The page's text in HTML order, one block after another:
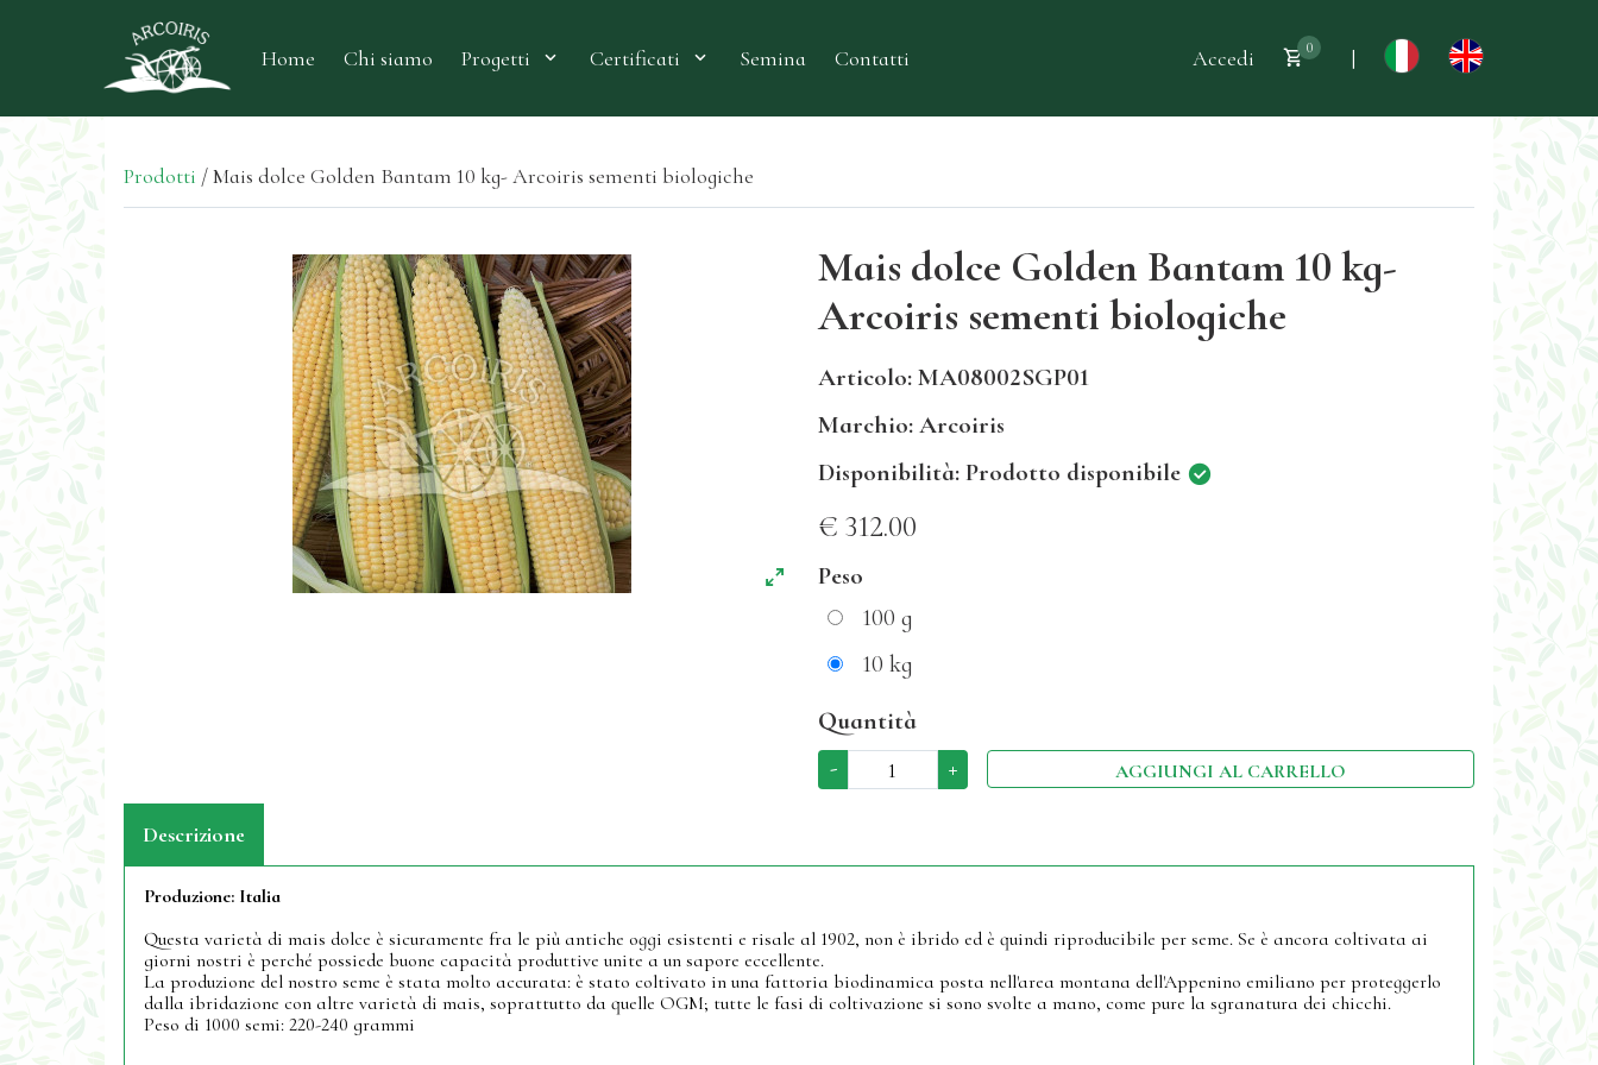
Home Chi siamo Progetti Certificati Semina Contatti Accedi 0 |
Prodotti /Mais dolce Golden Bantam 10 kg- Arcoiris sementi biologiche
Mais dolce Golden Bantam 10 kg-
Arcoiris sementi biologiche
Articolo: MA08002SGP01
Marchio: Arcoiris
Disponibilità: Prodotto disponibile
€ 312.00
Peso
100 g
10 kg
Quantità
- + AGGIUNGI AL CARRELLO
Descrizione
Produzione: Italia
Questa varietà di mais dolce è sicuramente fra le più antiche oggi esistenti e risale al 1902, non è ibrido ed è quindi riproducibile per seme. Se è ancora coltivata ai
giorni nostri è perché possiede buone capacità produttive unite a un sapore eccellente.
La produzione del nostro seme è stata molto accurata: è stato coltivato in una fattoria biodinamica posta nell'area montana dell'Appenino emiliano per proteggerlo
dalla ibridazione con altre varietà di mais, soprattutto da quelle OGM; tutte le fasi di coltivazione si sono svolte a mano, come pure la sgranatura dei chicchi.
Peso di 1000 semi: 220-240 grammi